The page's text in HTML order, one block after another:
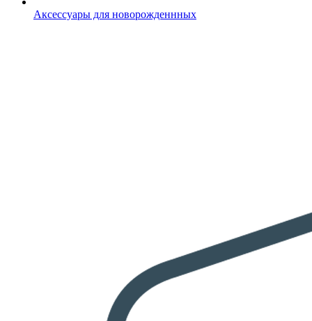
Аксессуары для новорожденнных